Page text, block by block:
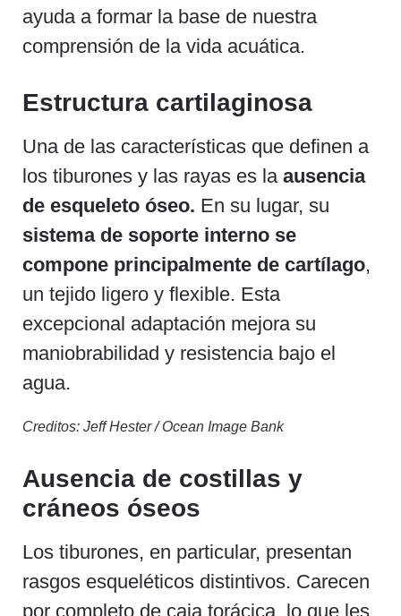
ayuda a formar la base de nuestra
comprensión de la vida acuática.
Estructura cartilaginosa
Una de las características que definen a
los tiburones y las rayas es la ausencia
de esqueleto óseo. En su lugar, su
sistema de soporte interno se
compone principalmente de cartílago,
un tejido ligero y flexible. Esta
excepcional adaptación mejora su
maniobrabilidad y resistencia bajo el
agua.
Creditos: Jeff Hester / Ocean Image Bank
Ausencia de costillas y
cráneos óseos
Los tiburones, en particular, presentan
rasgos esqueléticos distintivos. Carecen
por completo de caja torácica, lo que les